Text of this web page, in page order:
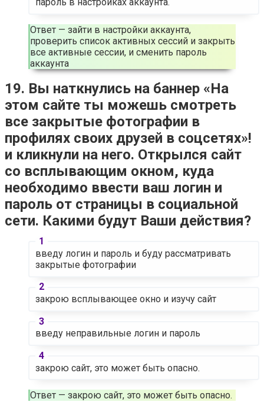
Ответ — зайти в настройки аккаунта,
проверить список активных сессий и закрыть
все активные сессии, и сменить пароль
аккаунта
19. Вы наткнулись на баннер «На
этом сайте ты можешь смотреть
все закрытые фотографии в
профилях своих друзей в соцсетях»!
и кликнули на него. Открылся сайт
со всплывающим окном, куда
необходимо ввести ваш логин и
пароль от страницы в социальной
сети. Какими будут Ваши действия?
введу логин и пароль и буду рассматривать
закрытые фотографии
закрою всплывающее окно и изучу сайт
введу неправильные логин и пароль
закрою сайт, это может быть опасно.
Ответ — закрою сайт, это может быть опасно.